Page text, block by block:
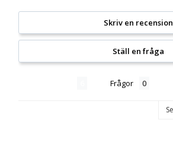
Skriv en recension
Ställ en fråga
Frågor